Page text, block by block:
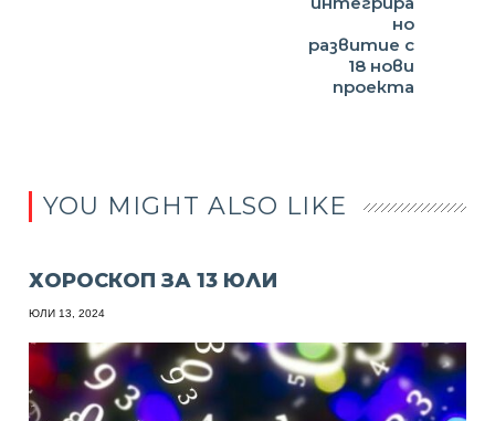
но
развитие с
18 нови
проекта
YOU MIGHT ALSO LIKE
ХОРОСКОП ЗА 13 ЮЛИ
ЮЛИ 13, 2024